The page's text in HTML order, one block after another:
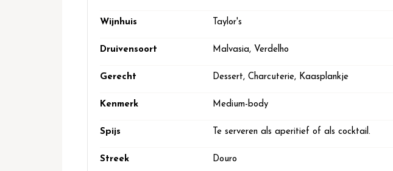
Wijnhuis Taylor's
Druivensoort Malvasia, Verdelho
Gerecht Dessert, Charcuterie, Kaasplankje
Kenmerk Medium-body
Spijs Te serveren als aperitief of als cocktail.
Streek Douro